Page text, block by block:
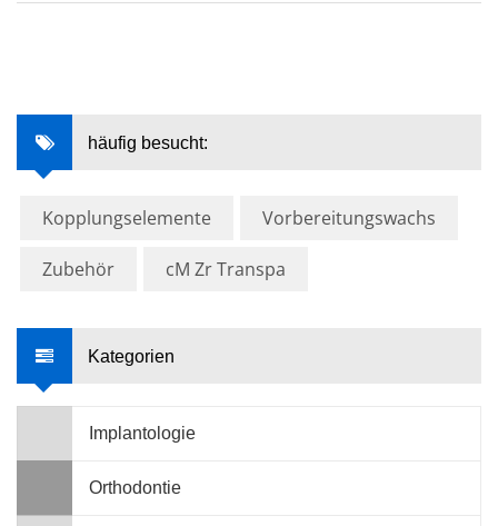
häufig besucht:
Kopplungselemente Vorbereitungswachs
Zubehör cM Zr Transpa
Kategorien
Implantologie
Orthodontie